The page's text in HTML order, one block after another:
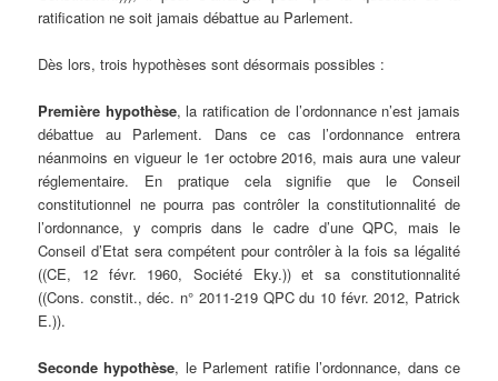
ratification ne soit jamais débattue au Parlement.
Dès lors, trois hypothèses sont désormais possibles :
Première hypothèse, la ratification de l’ordonnance n’est jamais
débattue au Parlement. Dans ce cas l’ordonnance entrera
néanmoins en vigueur le 1er octobre 2016, mais aura une valeur
réglementaire. En pratique cela signifie que le Conseil
constitutionnel ne pourra pas contrôler la constitutionnalité de
l’ordonnance, y compris dans le cadre d’une QPC, mais le
Conseil d’Etat sera compétent pour contrôler à la fois sa légalité
((CE, 12 févr. 1960, Société Eky.)) et sa constitutionnalité
((Cons. constit., déc. n° 2011-219 QPC du 10 févr. 2012, Patrick
E.)).
Seconde hypothèse, le Parlement ratifie l’ordonnance, dans ce